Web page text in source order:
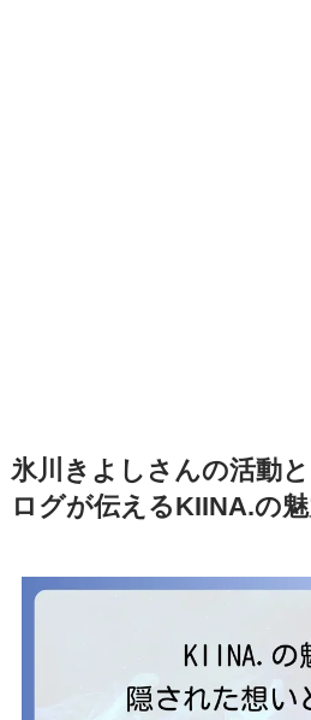
氷川きよしさんの活動
ログが伝えるKIINA.の